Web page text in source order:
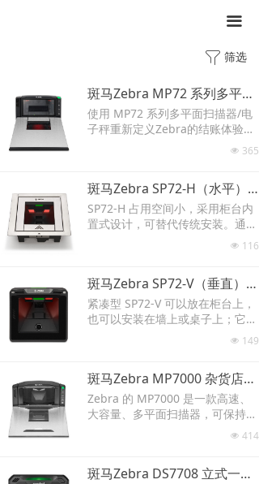
끀
ꁒ
斑马Zebra MP72 系列多平面扫描器/电子秤
使用 MP72 系列多平面扫描器/电
子秤重新定义Zebra的结账体验。
Zebra 的双光扫描器不仅提供快速
结账性能，还具有包括彩色摄像头
넶 365
斑马Zebra SP72-H（水平）水平柜台内扫描器
SP72-H 占用空间小，采用柜台内
置式设计，可替代传统安装。通过
高性能的柜台内和柜台上扫描，提
넶 116
斑马Zebra SP72-V（垂直） 垂直式台面扫描器
紧凑型 SP72-V 可以放在柜台上，
也可以安装在墙上或桌子上；它的
平面设计很容易适应自助结账柜和
넶 149
斑马Zebra MP7000 杂货店扫描器电子秤
Zebra 的 MP7000 是一款高速、
大容量、多平面扫描器，可保持传
统和自动结账通道的移动，每班处
理更多事务。彩色摄像头成像可实
丢失应用。
넶 414
斑马Zebra DS7708 立式一维/二维扫描器
筛选